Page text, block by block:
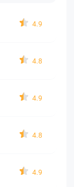
4.9
4.8
4.9
4.8
4.9